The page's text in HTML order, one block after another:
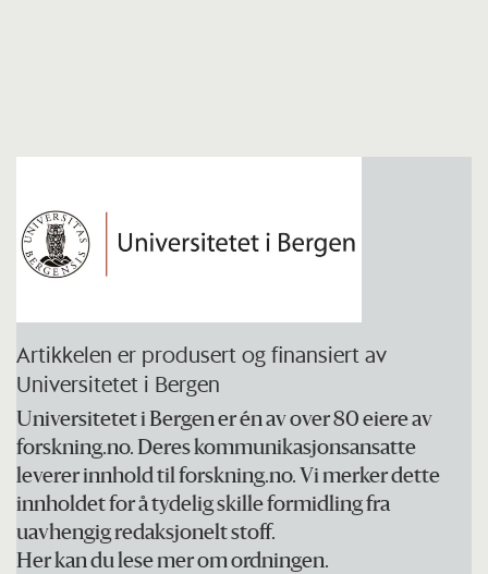
Artikkelen er produsert og finansiert av
Universitetet i Bergen
Universitetet i Bergen er én av over 80 eiere av
forskning.no. Deres kommunikasjonsansatte
leverer innhold til forskning.no. Vi merker dette
innholdet for å tydelig skille formidling fra
uavhengig redaksjonelt stoff.
Her kan du lese mer om ordningen.